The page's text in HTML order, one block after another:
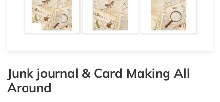
Junk journal & Card Making All
Around